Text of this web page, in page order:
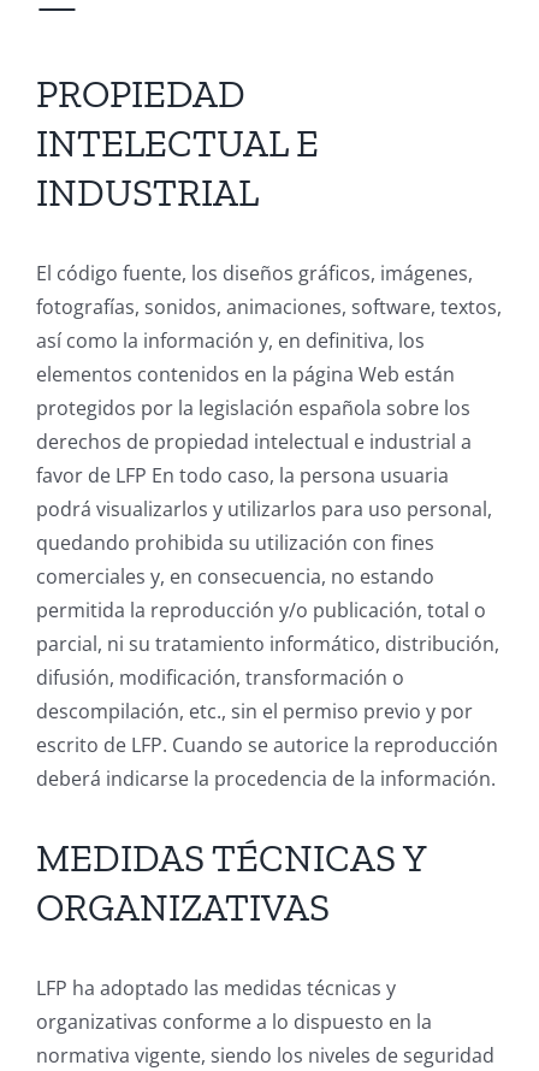
PROPIEDAD
INTELECTUAL E
INDUSTRIAL
El código fuente, los diseños gráficos, imágenes,
fotografías, sonidos, animaciones, software, textos,
así como la información y, en definitiva, los
elementos contenidos en la página Web están
protegidos por la legislación española sobre los
derechos de propiedad intelectual e industrial a
favor de LFP En todo caso, la persona usuaria
podrá visualizarlos y utilizarlos para uso personal,
quedando prohibida su utilización con fines
comerciales y, en consecuencia, no estando
permitida la reproducción y/o publicación, total o
parcial, ni su tratamiento informático, distribución,
difusión, modificación, transformación o
descompilación, etc., sin el permiso previo y por
escrito de LFP. Cuando se autorice la reproducción
deberá indicarse la procedencia de la información.
MEDIDAS TÉCNICAS Y
ORGANIZATIVAS
LFP ha adoptado las medidas técnicas y
organizativas conforme a lo dispuesto en la
normativa vigente, siendo los niveles de seguridad